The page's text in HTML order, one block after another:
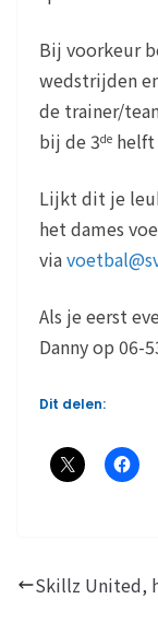
Bij voorkeur
wedstrijden
de trainer/
bij de 3de helft
Lijkt dit je
het dames
via
Als je eerst
Danny op 06-
Dit delen:
Skillz United,